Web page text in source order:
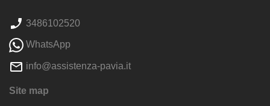
3486102520
WhatsApp
info@assistenza-pavia.it
Site map